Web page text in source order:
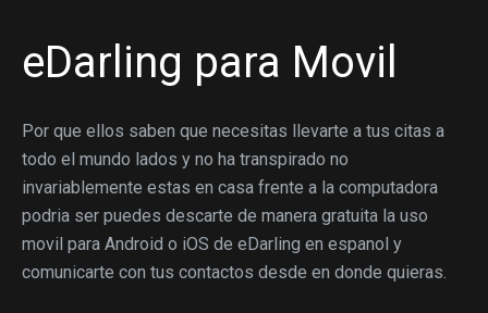
eDarling para Movil
Por que ellos saben que necesitas llevarte a tus citas a
todo el mundo lados y no ha transpirado no
invariablemente estas en casa frente a la computadora
podri­a ser puedes descarte de manera gratuita la uso
movil para Android o iOS de eDarling en espanol y
comunicarte con tus contactos desde en donde quieras.